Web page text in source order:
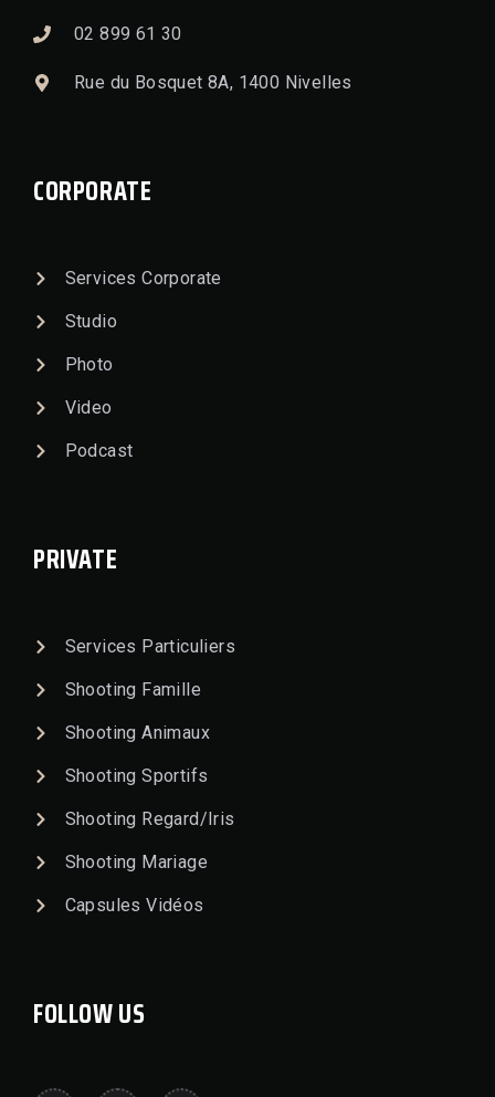
02 899 61 30
Rue du Bosquet 8A, 1400 Nivelles
CORPORATE
Services Corporate
Studio
Photo
Video
Podcast
PRIVATE
Services Particuliers
Shooting Famille
Shooting Animaux
Shooting Sportifs
Shooting Regard/Iris
Shooting Mariage
Capsules Vidéos
FOLLOW US